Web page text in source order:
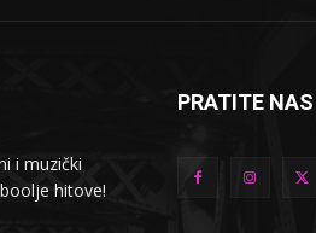
i muzički
hitove!
PRATITE NAS